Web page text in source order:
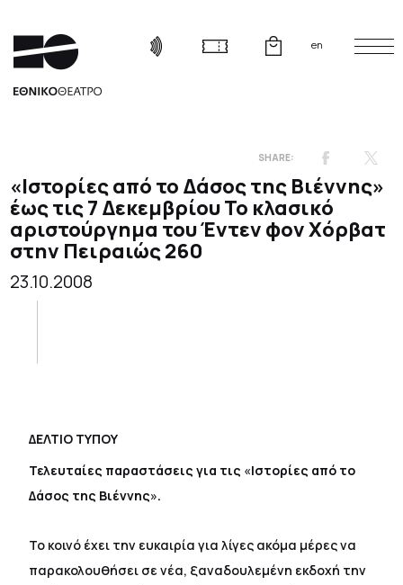
en
«Ιστορίες από το Δάσος της Βιέννης»
έως τις 7 ΔεκεμβρίουΤο κλασικό
αριστούργημα του Έντεν φον Χόρβατ
στην Πειραιώς 260
23.10.2008
ΔΕΛΤΙΟ ΤΥΠΟΥ
Τελευταίες παραστάσεις για τις «Ιστορίες από το
Δάσος της Βιέννης».
Το κοινό έχει την ευκαιρία για λίγες ακόμα μέρες να
παρακολουθήσει σε νέα, ξαναδουλεμένη εκδοχή την